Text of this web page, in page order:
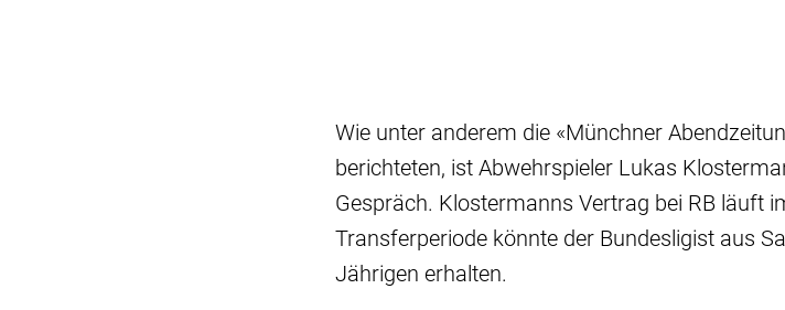
Wie unter anderem die «Münchner
berichteten, ist Abwehrspieler Lukas
Gespräch. Klostermanns Vertrag bei RB läuft
Transferperiode könnte der Bundesligist aus
Jährigen erhalten.